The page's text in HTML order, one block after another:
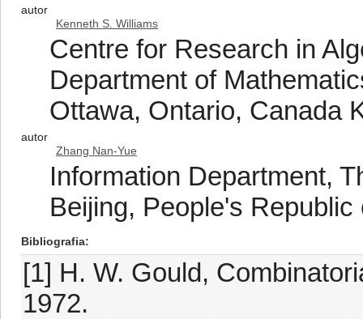
autor
Kenneth S. Williams
Centre for Research in
Department of
Ottawa, Ontario, Canada
autor
Zhang Nan-Yue
Information Department,
Beijing, People's
Bibliografia
[1] H. W. Gould,
1972.